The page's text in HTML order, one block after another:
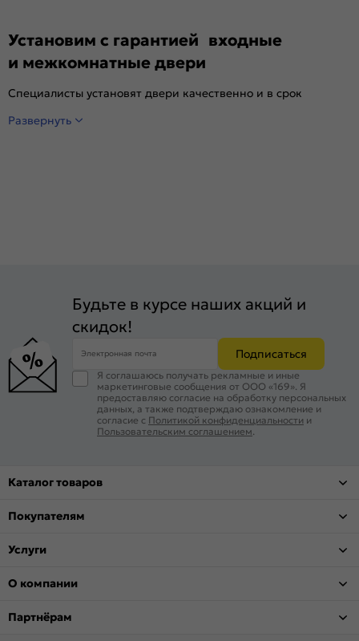
Установим с гарантией входные
и межкомнатные двери
Специалисты установят двери качественно и в срок
Развернуть
Будьте в курсе наших акций и
скидок!
Электронная почта Подписаться
Я соглашаюсь получать рекламные и иные
маркетинговые сообщения от ООО «169». Я
предоставляю согласие на обработку персональных
данных, а также подтверждаю ознакомление и
согласие с Политикой конфиденциальности и
Пользовательским соглашением
Каталог товаров
Покупателям
Услуги
О компании
Партнёрам